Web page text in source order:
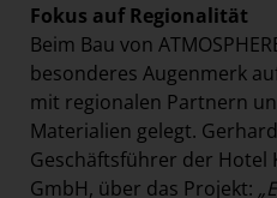
Fokus auf Regionalität
Beim Bau von
besonderes Augenmerk
mit regionalen Partnern
Materialien gelegt.
Geschäftsführer der Hotel
GmbH, über das Projekt: